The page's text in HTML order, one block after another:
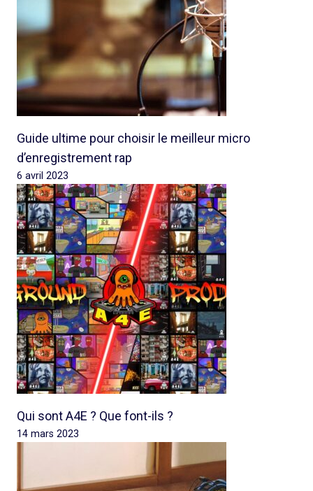
Guide ultime pour choisir le meilleur micro
d’enregistrement rap
6 avril 2023
Qui sont A4E ? Que font-ils ?
14 mars 2023